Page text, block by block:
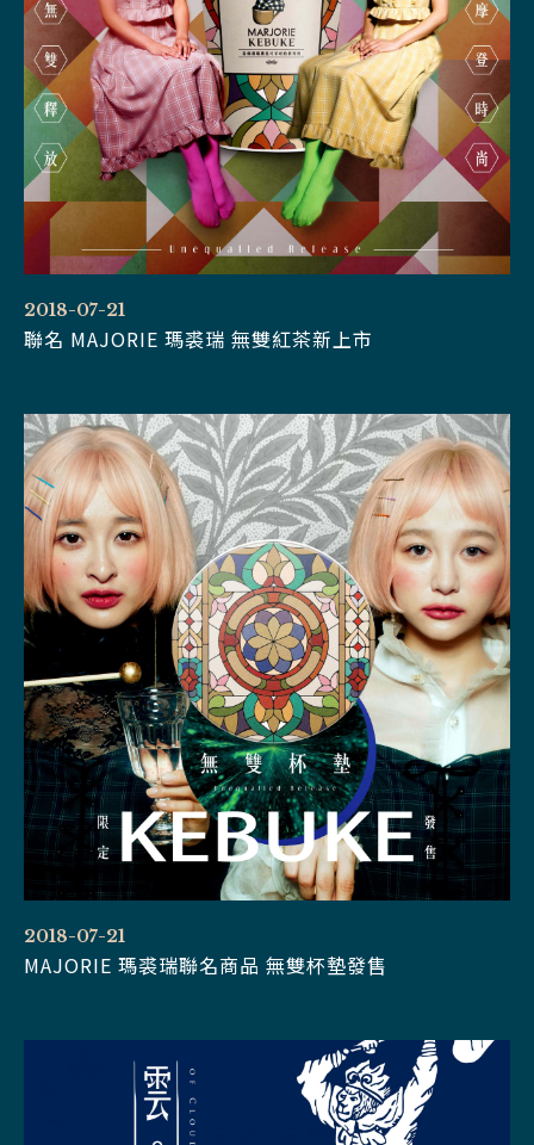
2018-07-21
聯名 MAJORIE 瑪裘瑞 無雙紅茶新上市
2018-07-21
MAJORIE 瑪裘瑞聯名商品 無雙杯墊發售